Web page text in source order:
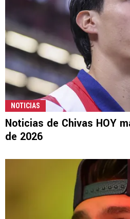
NOTICIAS
Noticias de Chivas HOY
de 2026